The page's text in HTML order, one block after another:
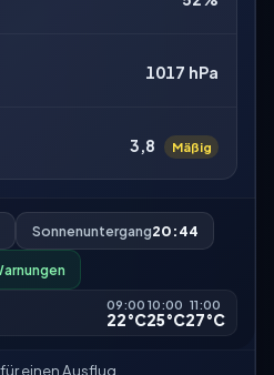
1017 hPa
3,8 Mäßig
Sonnenuntergang20:44
09:00
22°C
10:00
25°C
11:00
27°C
einen Ausflug.